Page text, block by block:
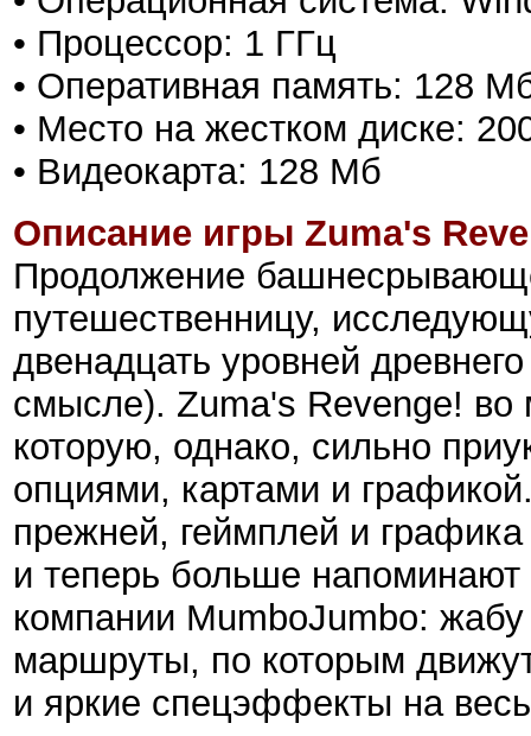
• Процессор: 1 ГГц
• Оперативная память: 128
• Место на жестком диске:
• Видеокарта: 128 Мб
Описание игры Zuma's
Продолжение
путешественницу,
двенадцать уровней
смысле). Zuma's Revenge! во
которую, однако, сильно
опциями, картами и
прежней, геймплей и
и теперь больше
компании MumboJumbo:
маршруты, по которым
и яркие спецэффекты на